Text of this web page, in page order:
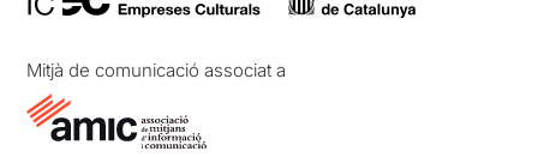
Mitjà de comunicació associat a